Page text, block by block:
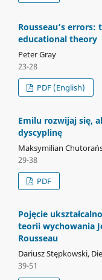
Rousseau’s
educational theory
Peter Gray
23-28
PDF (English)
Emilu rozwijaj się,
dyscyplinę
Maksymilian
29-38
PDF
Pojęcie
teorii wychowania
Rousseau
Dariusz Stępkowski,
39-51